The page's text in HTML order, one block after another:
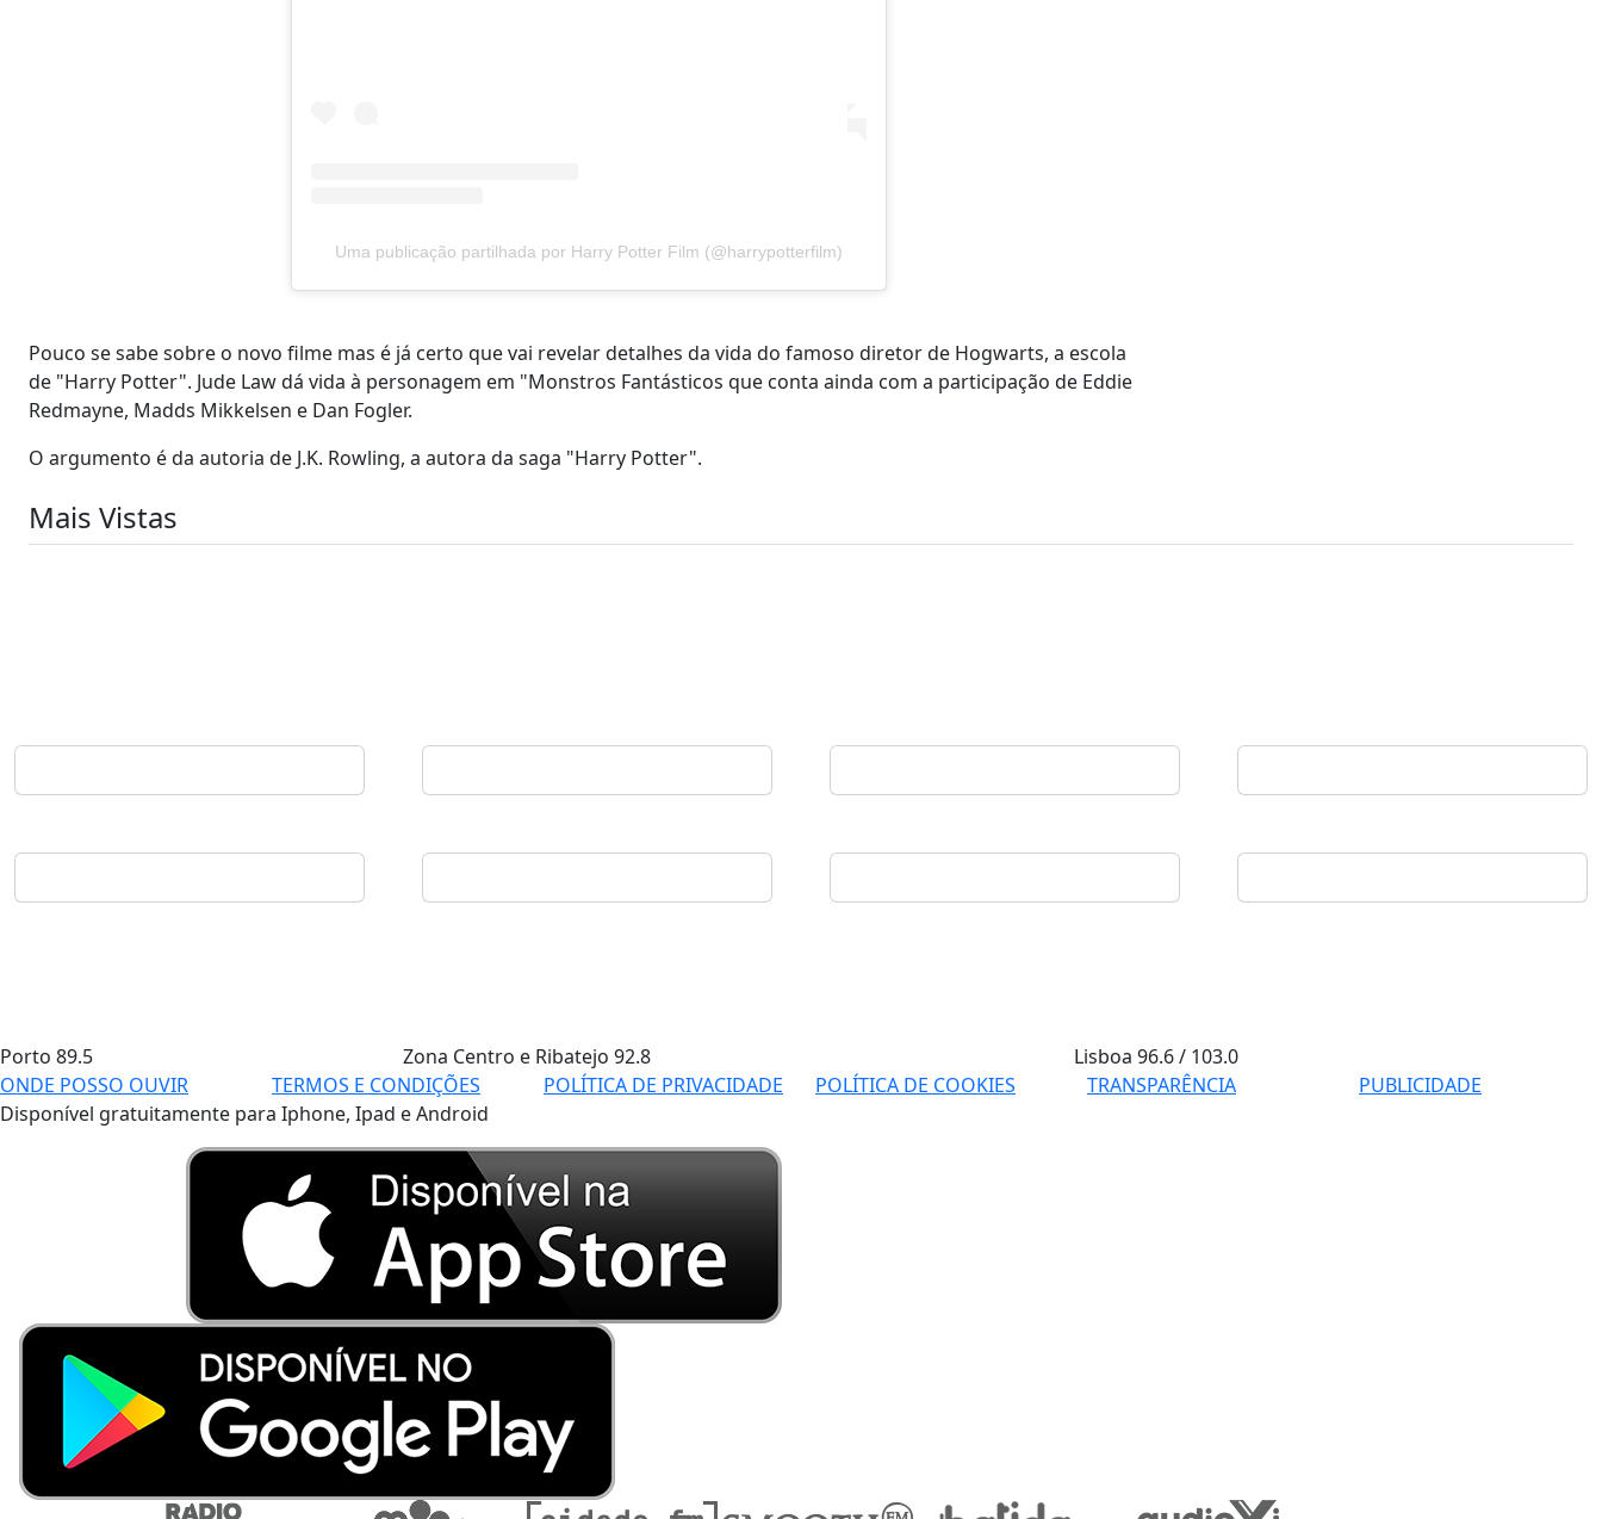
Uma publicação partilhada por Harry Potter Film (@harrypotterfilm)
Pouco se sabe sobre o novo filme mas é já certo que vai revelar detalhes da vida do famoso diretor de Hogwarts, a escola
de "Harry Potter". Jude Law dá vida à personagem em "Monstros Fantásticos que conta ainda com a participação de Eddie
Redmayne, Madds Mikkelsen e Dan Fogler.
O argumento é da autoria de J.K. Rowling, a autora da saga "Harry Potter".
Mais Vistas
Porto 89.5 Zona Centro e Ribatejo 92.8 Lisboa96.6 / 103.0
ONDE POSSO OUVIR
TERMOS E CONDIÇÕES POLÍTICA DE PRIVACIDADE POLÍTICA DE COOKIES TRANSPARÊNCIA
PUBLICIDADE
Disponível gratuitamente para Iphone, Ipad e Android